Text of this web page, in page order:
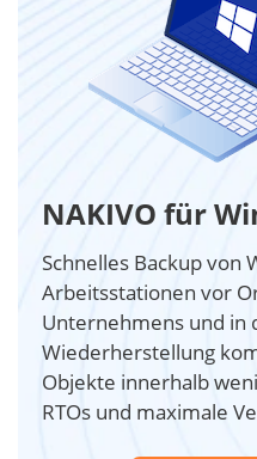
NAKIVO für
Schnelles Backup von
Arbeitsstationen vor
Unternehmens und in
Wiederherstellung
Objekte innerhalb
RTOs und maximale